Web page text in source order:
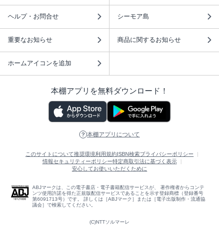
ヘルプ・お問合せ シーモア島
重要なお知らせ 商品に関するお知らせ
ホームアイコンを追加
本棚アプリを無料ダウンロード！
本棚アプリについて
このサイトについて推奨環境利用規約 ISBN検索プライバシーポリシー
情報セキュリティーポリシー特定商取引法に基づく表示
安心してお使いいただくために
ABJマークは、この電子書店・電子書籍配信サービスが、 著作権者からコンテ
ンツ使用許諾を得た正規版配信サービスであることを示す登録商標（登録番号
第6091713号）です。 詳しくは［ABJマーク］または［電子出版制作・流通協
議会］で検索してください。
(C)NTTソルマーレ